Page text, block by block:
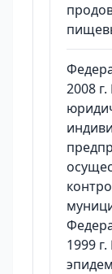
2008
1999